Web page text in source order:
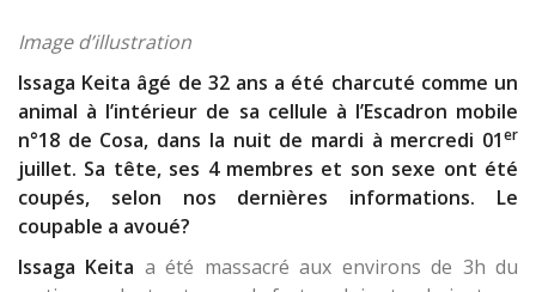
Image d’illustration
Issaga Keita âgé de 32 ans a été charcuté comme un
animal à l’intérieur de sa cellule à l’Escadron mobile
n°18 de Cosa, dans la nuit de mardi à mercredi 01er
juillet. Sa tête, ses 4 membres et son sexe ont été
coupés, selon nos dernières informations.
Le
coupable a avoué?
Issaga Keita a été massacré aux environs de 3h du